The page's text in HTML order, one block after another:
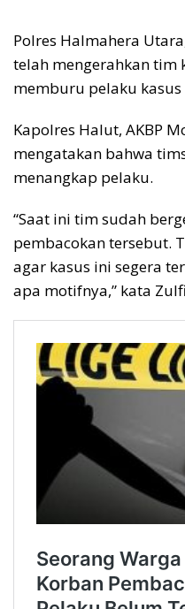
Polres Halmahera
telah mengerahkan tim
memburu pelaku
Kapolres Halut, AKBP
mengatakan bahwa
menangkap pelaku.
“Saat ini tim sudah
pembacokan tersebut.
agar kasus ini segera
apa motifnya,” kata